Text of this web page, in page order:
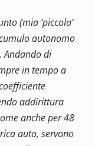
(mia ‘piccola’
autonomo
Andando di
in tempo a
addirittura
anche per 48
auto, servono